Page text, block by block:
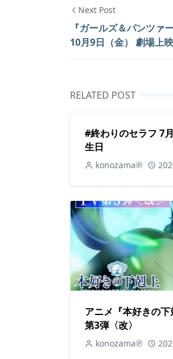
Next Post
『ガールズ＆パンツァ
10月9日（金） 劇場上映
RELATED POST
#終わりのセラフ 7
生日
konozama℗
アニメ『本好きの
第3弾〈改〉
konozama℗